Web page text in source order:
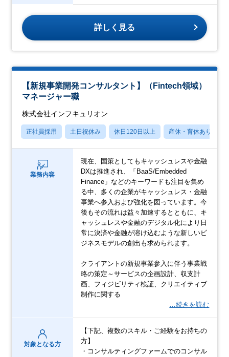
詳しく見る
【新規事業開発コンサルタント】（Fintech領域）
マネージャー職
株式会社インフキュリオン
正社員採用 土日祝休み 休日120日以上 産休・育休あり
業務内容
現在、国策としてもキャッシュレスや金融
DXは推進され、「BaaS/Embedded
Finance」などのキーワードも注目を集め
る中、多くの企業がキャッシュレス・金融
事業へ参入および強化を図っています。今
後もその流れは益々加速するとともに、キ
ャッシュレスや金融のデジタル化により日
常に決済や金融が溶け込むような新しいビ
ジネスモデルの創出も求められます。
クライアントの新規事業参入に伴う事業戦
略の策定～サービスの企画設計、収支計
画、フィジビリティ検証、クリエイティブ
制作に関する
…続きを読む
対象となる方
【下記、複数のスキル・ご経験をお持ちの
方】
・コンサルティングファームでのコンサル